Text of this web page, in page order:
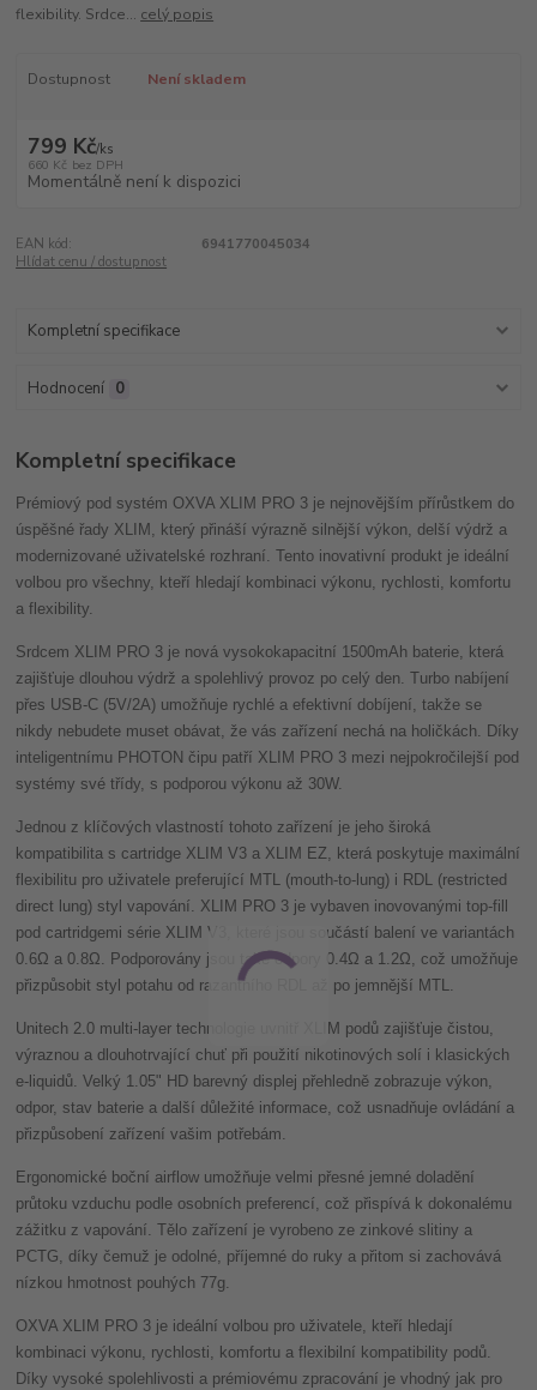
flexibility. Srdce... celý popis
Dostupnost Není skladem
799 Kč/ks
660 Kč bez DPH
Momentálně není k dispozici
EAN kód:
6941770045034
Hlídat cenu / dostupnost
Kompletní specifikace
Hodnocení 0
Kompletní specifikace
Prémiový pod systém OXVA XLIM PRO 3 je nejnovějším přírůstkem do
úspěšné řady XLIM, který přináší výrazně silnější výkon, delší výdrž a
modernizované uživatelské rozhraní. Tento inovativní produkt je ideální
volbou pro všechny, kteří hledají kombinaci výkonu, rychlosti, komfortu
a flexibility.
Srdcem XLIM PRO 3 je nová vysokokapacitní 1500mAh baterie, která
zajišťuje dlouhou výdrž a spolehlivý provoz po celý den. Turbo nabíjení
přes USB-C (5V/2A) umožňuje rychlé a efektivní dobíjení, takže se
nikdy nebudete muset obávat, že vás zařízení nechá na holičkách. Díky
inteligentnímu PHOTON čipu patří XLIM PRO 3 mezi nejpokročilejší pod
systémy své třídy, s podporou výkonu až 30W.
Jednou z klíčových vlastností tohoto zařízení je jeho široká
kompatibilita s cartridge XLIM V3 a XLIM EZ, která poskytuje maximální
flexibilitu pro uživatele preferující MTL (mouth-to-lung) i RDL (restricted
direct lung) styl vapování. XLIM PRO 3 je vybaven inovovanými top-fill
pod cartridgemi série XLIM V3, které jsou součástí balení ve variantách
0.6Ω a 0.8Ω. Podporovány jsou také odpory 0.4Ω a 1.2Ω, což umožňuje
přizpůsobit styl potahu od razantního RDL až po jemnější MTL.
Unitech 2.0 multi-layer technologie uvnitř XLIM podů zajišťuje čistou,
výraznou a dlouhotrvající chuť při použití nikotinových solí i klasických
e-liquidů. Velký 1.05" HD barevný displej přehledně zobrazuje výkon,
odpor, stav baterie a další důležité informace, což usnadňuje ovládání a
přizpůsobení zařízení vašim potřebám.
Ergonomické boční airflow umožňuje velmi přesné jemné doladění
průtoku vzduchu podle osobních preferencí, což přispívá k dokonalému
zážitku z vapování. Tělo zařízení je vyrobeno ze zinkové slitiny a
PCTG, díky čemuž je odolné, příjemné do ruky a přitom si zachovává
nízkou hmotnost pouhých 77g.
OXVA XLIM PRO 3 je ideální volbou pro uživatele, kteří hledají
kombinaci výkonu, rychlosti, komfortu a flexibilní kompatibility podů.
Díky vysoké spolehlivosti a prémiovému zpracování je vhodný jak pro